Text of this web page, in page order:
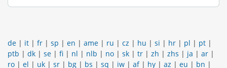
de | it | fr | sp | en | ame | ru | cz | hu | si | hr | pl | pt |
ptb | dk | se | fi | nl | nlb | no | sk | tr | zh | zhs | ja | ar |
ro | el | uk | sr | bg | bs | sq | iw | af| hy | az | eu | bn |